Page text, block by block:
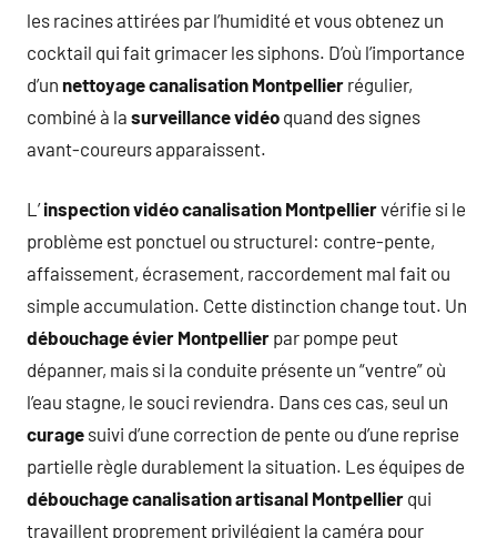
les racines attirées par l’humidité et vous obtenez un
cocktail qui fait grimacer les siphons. D’où l’importance
d’un nettoyage canalisation Montpellier régulier,
combiné à la surveillance vidéo quand des signes
avant-coureurs apparaissent.
L’inspection vidéo canalisation Montpelliervérifie si le
problème est ponctuel ou structurel: contre-pente,
affaissement, écrasement, raccordement mal fait ou
simple accumulation. Cette distinction change tout. Un
débouchage évier Montpellier par pompe peut
dépanner, mais si la conduite présente un “ventre” où
l’eau stagne, le souci reviendra. Dans ces cas, seul un
curage suivi d’une correction de pente ou d’une reprise
partielle règle durablement la situation. Les équipes de
débouchage canalisation artisanal Montpellier qui
travaillent proprement privilégient la caméra pour